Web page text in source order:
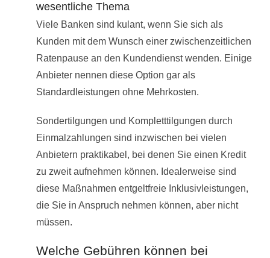
wesentliche Thema
Viele Banken sind kulant, wenn Sie sich als
Kunden mit dem Wunsch einer zwischenzeitlichen
Ratenpause an den Kundendienst wenden. Einige
Anbieter nennen diese Option gar als
Standardleistungen ohne Mehrkosten.
Sondertilgungen und Kompletttilgungen durch
Einmalzahlungen sind inzwischen bei vielen
Anbietern praktikabel, bei denen Sie einen Kredit
zu zweit aufnehmen können. Idealerweise sind
diese Maßnahmen entgeltfreie Inklusivleistungen,
die Sie in Anspruch nehmen können, aber nicht
müssen.
Welche Gebühren können bei